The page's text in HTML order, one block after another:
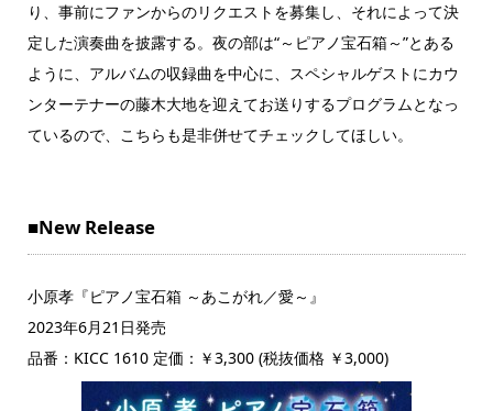
り、事前にファンからのリクエストを募集し、それによって決
定した演奏曲を披露する。夜の部は“～ピアノ宝石箱～”とある
ように、アルバムの収録曲を中心に、スペシャルゲストにカウ
ンターテナーの藤木大地を迎えてお送りするプログラムとなっ
ているので、こちらも是非併せてチェックしてほしい。
■New Release
小原孝『ピアノ宝石箱 ～あこがれ／愛～』
2023年6月21日発売
品番：KICC 1610 定価：￥3,300 (税抜価格 ￥3,000)